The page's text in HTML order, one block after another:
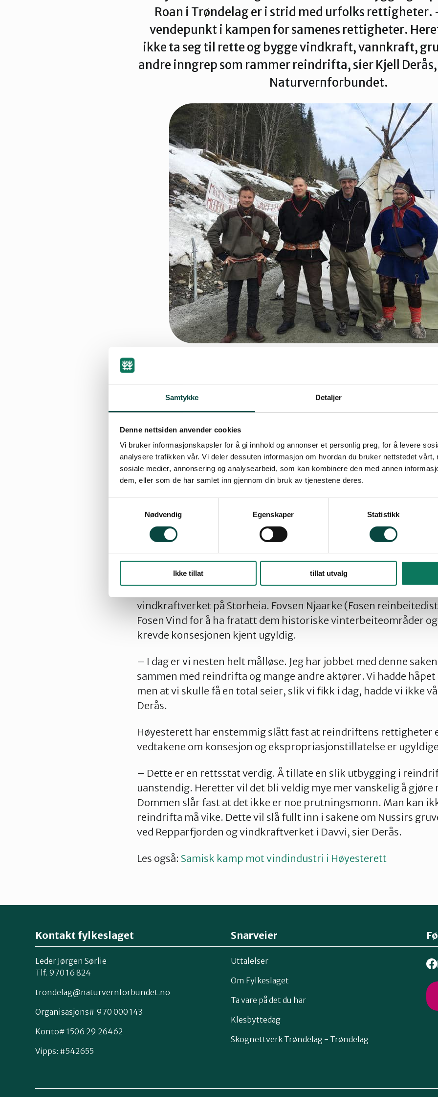
Samtykke Detaljer
Denne nettsiden anvender cookies
Vi bruker informasjonskapsler for å gi innhold og annonser et personlig preg, for å levere
analysere trafikken vår. Vi deler dessuten informasjon om hvordan du bruker nettstedet vårt,
sosiale medier, annonsering og analysearbeid, som kan kombinere den med annen
dem, eller som de har samlet inn gjennom din bruk av tjenestene deres.
Nødvendig
Egenskaper Statistikk
Ikke tillat tillat utvalg
Verdal
Roan i Trøndelag er i strid med urfolks rettigheter.
vendepunkt i kampen for samenes rettigheter.
ikke ta seg til rette og bygge vindkraft, vannkraft,
andre inngrep som rammer reindrifta, sier Kjell
Naturvernforbundet.
Tor Bjarne Christensen
Storheia vindkraftverk ble bygget i perioden 2016-2019 og er
å stanse kraftverket fordi det rammer naturmangfoldet og
– Nå som konsesjonen er kjent ugyldig forventer vi at
naturen restaurert. Disse anleggene skulle aldri vært bygget,
leder i Naturvernforbundet.
vindkraftverket på Storheia. Fovsen Njaarke (Fosen
Fosen Vind for å ha fratatt dem historiske vinterbeiteområder og
krevde konsesjonen kjent ugyldig.
– I dag er vi nesten helt målløse. Jeg har jobbet med denne
sammen med reindrifta og mange andre aktører. Vi hadde håpet
men at vi skulle få en total seier, slik vi fikk i dag, hadde vi ikke
Derås.
Høyesterett har enstemmig slått fast at reindriftens rettigheter
vedtakene om konsesjon og ekspropriasjonstillatelse er
– Dette er en rettsstat verdig. Å tillate en slik utbygging i
uanstendig. Heretter vil det bli veldig mye mer vanskelig å gjøre
Dommen slår fast at det ikke er noe prutningsmonn. Man kan
reindrifta må vike. Dette vil slå fullt inn i sakene om Nussirs
ved Repparfjorden og vindkraftverket i Davvi, sier Derås.
Les også: Samisk kamp mot vindindustri i Høyesterett
Kontakt fylkeslaget
Leder Jørgen Sørlie
Tlf. 970 16 824
trondelag@naturvernforbundet.no
Organisasjons# 970 000 143
Konto# 1506 29 26462
Vipps: #542655
Snarveier
Uttalelser
Om Fylkeslaget
Ta vare på det du har
Klesbyttedag
Skognettverk Trøndelag - Trøndelag